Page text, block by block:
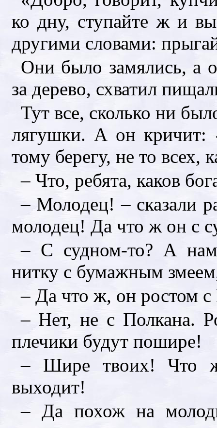
ко дну, ступайте ж и
другими словами:
Они было замялись, а
за дерево, схватил
Тут все, сколько ни
лягушки. А он кричит:
тому берегу, не то всех,
– Что, ребята, каков
– Молодец! – сказали
молодец! Да что ж он с
– С судном-то? А
нитку с бумажным
– Да что ж, он ростом с
– Нет, не с Полкана.
плечики будут пошире!
– Шире твоих! Что
выходит!
– Да похож на